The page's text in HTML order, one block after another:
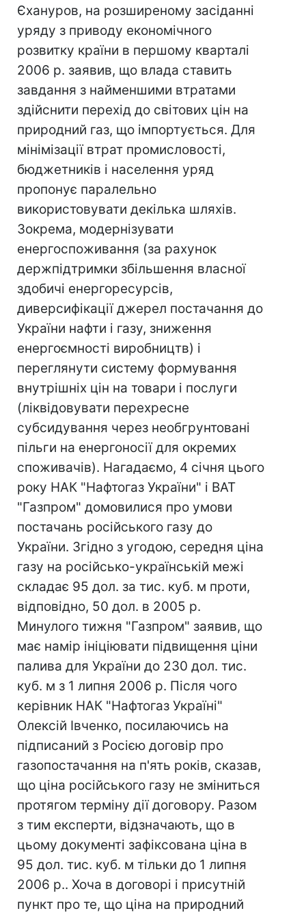
Єхануров, на розширеному засіданні
уряду з приводу економічного
розвитку країни в першому кварталі
2006 р. заявив, що влада ставить
завдання з найменшими втратами
здійснити перехід до світових цін на
природний газ, що імпортується. Для
мінімізації втрат промисловості,
бюджетників і населення уряд
пропонує паралельно
використовувати декілька шляхів.
Зокрема, модернізувати
енергоспоживання (за рахунок
держпідтримки збільшення власної
здобичі енергоресурсів,
диверсифікації джерел постачання до
України нафти і газу, зниження
енергоємності виробництв) і
переглянути систему формування
внутрішніх цін на товари і послуги
(ліквідовувати перехресне
субсидування через необгрунтовані
пільги на енергоносії для окремих
споживачів). Нагадаємо, 4 січня цього
року НАК "Нафтогаз України" і ВАТ
"Газпром" домовилися про умови
постачань російського газу до
України. Згідно з угодою, середня ціна
газу на російсько-українській межі
складає 95 дол. за тис. куб. м проти,
відповідно, 50 дол. в 2005 р.
Минулого тижня "Газпром" заявив, що
має намір ініціювати підвищення ціни
палива для України до 230 дол. тис.
куб. м з 1 липня 2006 р. Після чого
керівник НАК "Нафтогаз Україні"
Олексій Івченко, посилаючись на
підписаний з Росією договір про
газопостачання на п'ять років, сказав,
що ціна російського газу не зміниться
протягом терміну дії договору. Разом
з тим експерти, відзначають, що в
цьому документі зафіксована ціна в
95 дол. тис. куб. м тільки до 1 липня
2006 р.. Хоча в договорі і присутній
пункт про те, що ціна на природний